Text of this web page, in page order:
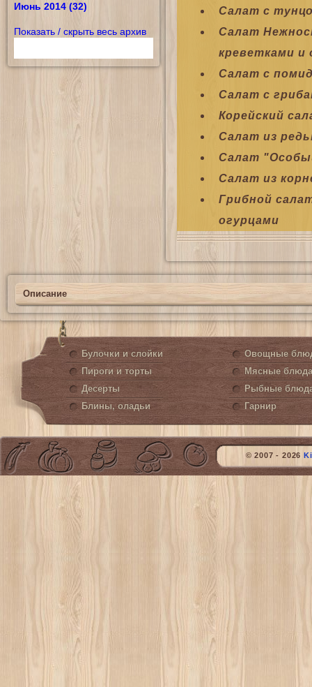
Июнь 2014 (32)
Показать / скрыть весь архив
Салат с
Салат
креветками и
Салат с
Салат с
Корейский
Салат из
Салат
Салат из
Грибной
огурцами
Описание
Булочки и слойки
Пироги и торты
Десерты
Блины, оладьи
Овощные
Мясные блюда
Рыбные
Гарнир
© 2007 - 2026